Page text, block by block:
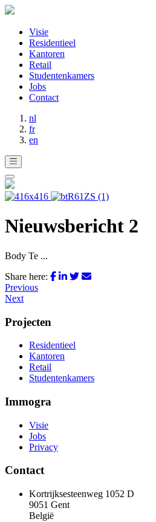
Visie
Residentieel
Kantoren
Retail
Studentenkamers
Jobs
Contact
nl
fr
en
Nieuwsbericht 2
Body Te ...
Share here:
Previous
Next
Projecten
Residentieel
Kantoren
Retail
Studentenkamers
Immogra
Visie
Jobs
Privacy
Contact
Kortrijksesteenweg 1052 D
9051 Gent
België